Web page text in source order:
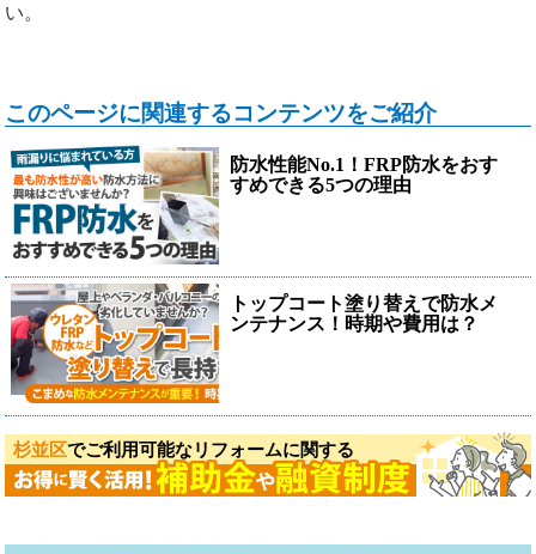
い。
このページに関連するコンテンツをご紹介
防水性能No.1！FRP防水をおす
すめできる5つの理由
トップコート塗り替えで防水メ
ンテナンス！時期や費用は？
杉並区でご利用可能なリフォームに関する